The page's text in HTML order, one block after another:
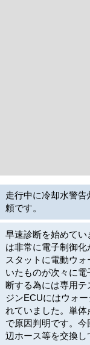
走行中に冷却水警
頼です。
早速診断を始めて
は非常に電子制御
スタットに電動ウ
いたものが次々に
断する為には専用
ジンECUにはウォ
れていました。単
で原因判明です。
辺ホース等を交換し